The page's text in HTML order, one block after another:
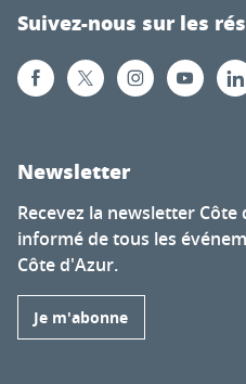
Suivez-nous sur les
Newsletter
Recevez la newsletter
informé de tous les
Côte d'Azur.
Je m'abonne